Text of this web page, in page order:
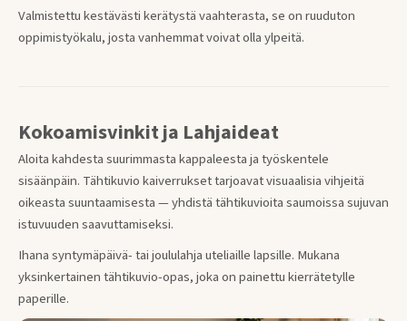
Valmistettu kestävästi kerätystä vaahterasta, se on ruuduton
oppimistyökalu, josta vanhemmat voivat olla ylpeitä.
Kokoamisvinkit ja Lahjaideat
Aloita kahdesta suurimmasta kappaleesta ja työskentele
sisäänpäin. Tähtikuvio kaiverrukset tarjoavat visuaalisia vihjeitä
oikeasta suuntaamisesta — yhdistä tähtikuvioita saumoissa sujuvan
istuvuuden saavuttamiseksi.
Ihana syntymäpäivä- tai joululahja uteliaille lapsille. Mukana
yksinkertainen tähtikuvio-opas, joka on painettu kierrätetylle
paperille.